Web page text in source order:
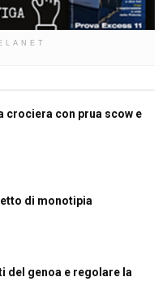
crociera con prua scow e
di monotipia
del genoa e regolare la